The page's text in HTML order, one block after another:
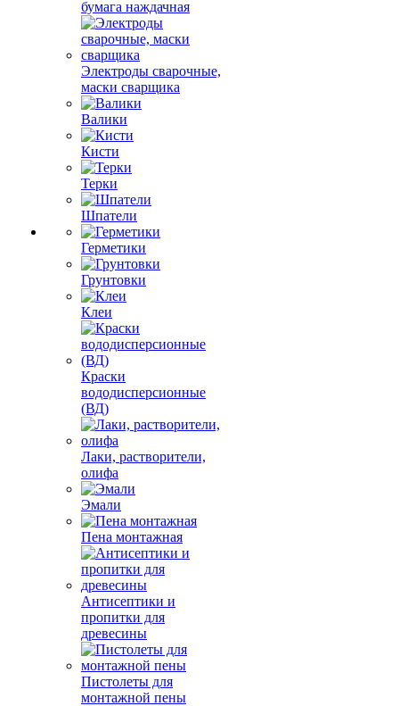
бумага наждачная
Электроды сварочные,
маски сварщика
Валики
Кисти
Терки
Шпатели
Герметики
Грунтовки
Клеи
Краски
вододисперсионные
(ВД)
Лаки, растворители,
олифа
Эмали
Пена монтажная
Антисептики и
пропитки для
древесины
Пистолеты для
монтажной пены